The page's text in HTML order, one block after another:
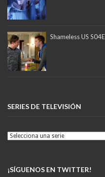
Shameless US
SERIES DE TELEVISIÓN
¡SÍGUENOS EN TWITTER!